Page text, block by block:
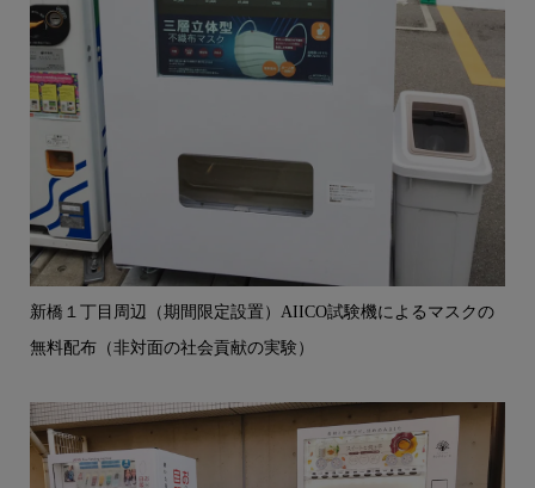
新橋１丁目周辺（期間限定設置）AIICO試験機によるマスクの
無料配布（非対面の社会貢献の実験）